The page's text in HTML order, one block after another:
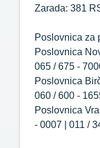
Zarada: 381
Poslovnica za
Poslovnica
065 / 675 -
Poslovnica
060 / 600 -
Poslovnica
- 0007 | 011 /